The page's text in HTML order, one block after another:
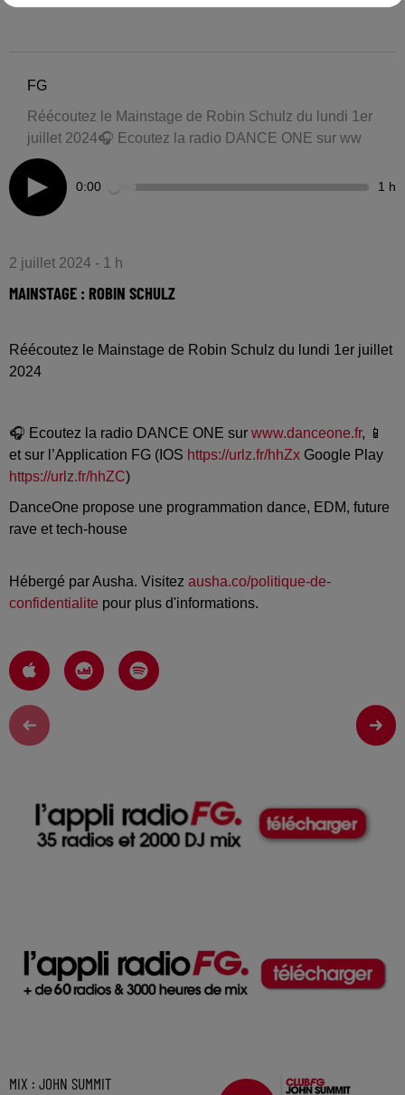
FG
Réécoutez le Mainstage de Robin Schulz du lundi 1er
juillet 2024🎧 Ecoutez la radio DANCE ONE sur ww
0:00 1 h
2 juillet 2024 - 1 h
MAINSTAGE : ROBIN SCHULZ
Réécoutez le Mainstage de Robin Schulz du lundi 1er juillet
2024
🎧 Ecoutez la radio DANCE ONE sur www.danceone.fr, 📱
et sur l’Application FG (IOS https://urlz.fr/hhZx Google Play
https://urlz.fr/hhZC)
DanceOne propose une programmation dance, EDM, future
rave et tech-house
Hébergé par Ausha. Visitez ausha.co/politique-de-
confidentialite pour plus d'informations.
MIX : JOHN SUMMIT